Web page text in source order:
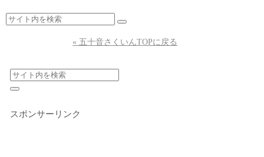
« 五十音さくいんTOPに戻る
スポンサーリンク